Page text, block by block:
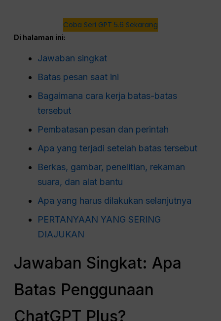
Coba Seri GPT 5.6 Sekarang
Di halaman ini:
Jawaban singkat
Batas pesan saat ini
Bagaimana cara kerja batas-batas
tersebut
Pembatasan pesan dan perintah
Apa yang terjadi setelah batas tersebut
Berkas, gambar, penelitian, rekaman
suara, dan alat bantu
Apa yang harus dilakukan selanjutnya
PERTANYAAN YANG SERING
DIAJUKAN
Jawaban Singkat: Apa
Batas Penggunaan
ChatGPT Plus?